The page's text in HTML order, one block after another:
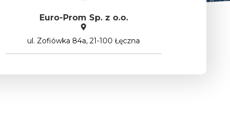
Euro-Prom Sp. z o.o.
ul. Zofiówka 84a, 21-100 Łęczna